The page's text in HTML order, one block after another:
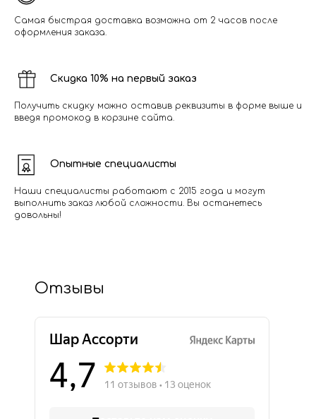
Самая быстрая доставка возможна от 2 часов после
оформления заказа.
Скидка 10% на первый заказ
Получить скидку можно оставив реквизиты в форме выше и
введя промокод в корзине сайта.
Опытные специалисты
Наши специалисты работают с 2015 года и могут
выполнить заказ любой сложности. Вы останетесь
довольны!
Отзывы